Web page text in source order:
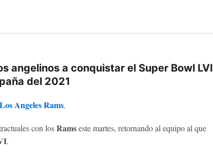
angelinos a conquistar el Super Bowl LVI
del 2021
Los Angeles Rams.
con losRamseste martes, retornando al equipo al que
.